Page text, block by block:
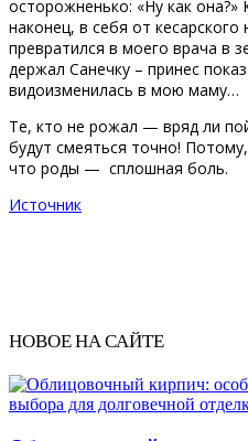
осторожненько: «Ну как она?»
наконец, в себя от
превратился в моего врача в
держал Санечку – принес
видоизменилась в мою маму…
Те, кто не рожал — вряд ли
будут смеяться точно!
что роды — сплошная боль.
Источник
НОВОЕ НА САЙТЕ